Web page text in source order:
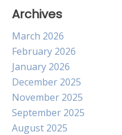
Archives
March 2026
February 2026
January 2026
December 2025
November 2025
September 2025
August 2025